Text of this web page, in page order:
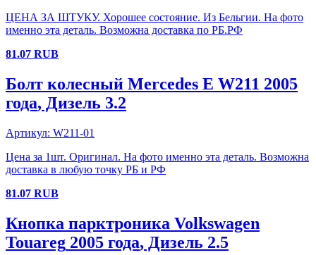
ЦЕНА ЗА ШТУКУ. Хорошее состояние. Из Бельгии. На фото
именно эта деталь. Возможна доставка по РБ.РФ
81.07 RUB
Болт колесный Mercedes E W211 2005
года, Дизель 3.2
Артикул: W211-01
Цена за 1шт. Оригинал. На фото именно эта деталь. Возможна
доставка в любую точку РБ и РФ
81.07 RUB
Кнопка парктроника Volkswagen
Touareg 2005 года, Дизель 2.5